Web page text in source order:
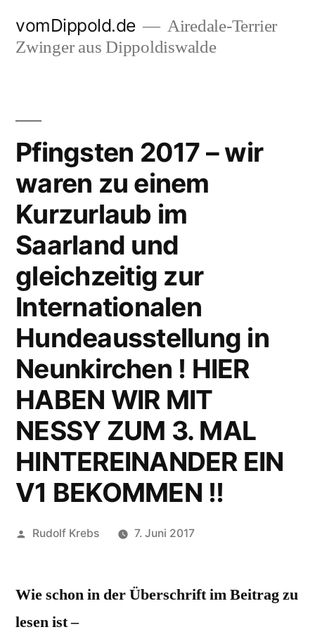
Inhalt
vomDippold.de
Airedale-Terrier
Zwinger aus Dippoldiswalde
Pfingsten 2017 – wir
waren zu einem
Kurzurlaub im
Saarland und
gleichzeitig zur
Internationalen
Hundeausstellung in
Neunkirchen ! HIER
HABEN WIR MIT
NESSY ZUM 3. MAL
HINTEREINANDER EIN
V1 BEKOMMEN !!
Veröffentlicht
Rudolf Krebs 7. Juni 2017
Wie schon in der Überschrift im Beitrag zu
lesen ist –